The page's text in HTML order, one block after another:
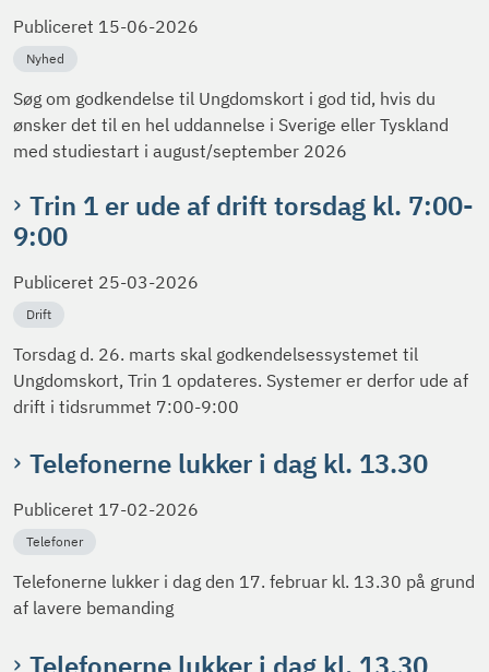
Publiceret 15-06-2026
Nyhed
Søg om godkendelse til Ungdomskort i god tid, hvis du
ønsker det til en hel uddannelse i Sverige eller Tyskland
med studiestart i august/september 2026
Trin 1 er ude af drift torsdag kl. 7:00-
9:00
Publiceret 25-03-2026
Drift
Torsdag d. 26. marts skal godkendelsessystemet til
Ungdomskort, Trin 1 opdateres. Systemer er derfor ude af
drift i tidsrummet 7:00-9:00
Telefonerne lukker i dag kl. 13.30
Publiceret 17-02-2026
Telefoner
Telefonerne lukker i dag den 17. februar kl. 13.30 på grund
af lavere bemanding